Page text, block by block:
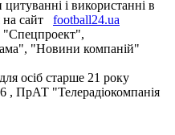
і використанні в
на сайт
football24.ua
"Спецпроект",
"Новини компаній"
осіб старше 21 року
, ПрАТ "Телерадіокомпанія